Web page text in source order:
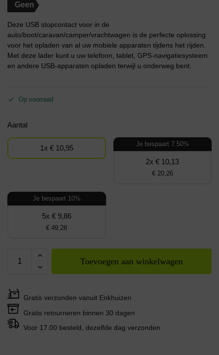
Geen
Deze USB stopcontact voor in de
auto/boot/caravan/camper/vrachtwagen is de perfecte oplossing
voor het opladen van al uw mobiele apparaten tijdens het rijden.
Met deze lader kunt u uw telefoon, tablet, GPS-navigatiesysteem
en andere USB-apparaten opladen terwijl u onderweg bent.
Op voorraad
Aantal
1x € 10,95 Je bespaart 7.50%
2x € 10,13
€ 20,26
Je bespaart 10%
5x € 9,86
€ 49,28
Toevoegen aan winkelwagen
Gratis verzonden vanuit Enkhuizen
Gratis retourneren binnen 30 dagen
Voor 17.00 besteld, dezelfde dag verzonden